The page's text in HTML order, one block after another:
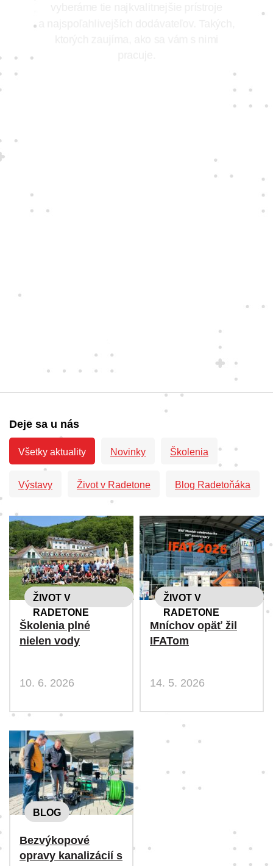
Deje sa u nás
Všetky aktuality Novinky Školenia
Výstavy Život v Radetone Blog Radetoňáka
ŽIVOT V
RADETONE
Školenia plné
nielen vody
10. 6. 2026
ŽIVOT V
RADETONE
Mníchov opäť žil
IFATom
14. 5. 2026
BLOG
Bezvýkopové
opravy kanalizácií s